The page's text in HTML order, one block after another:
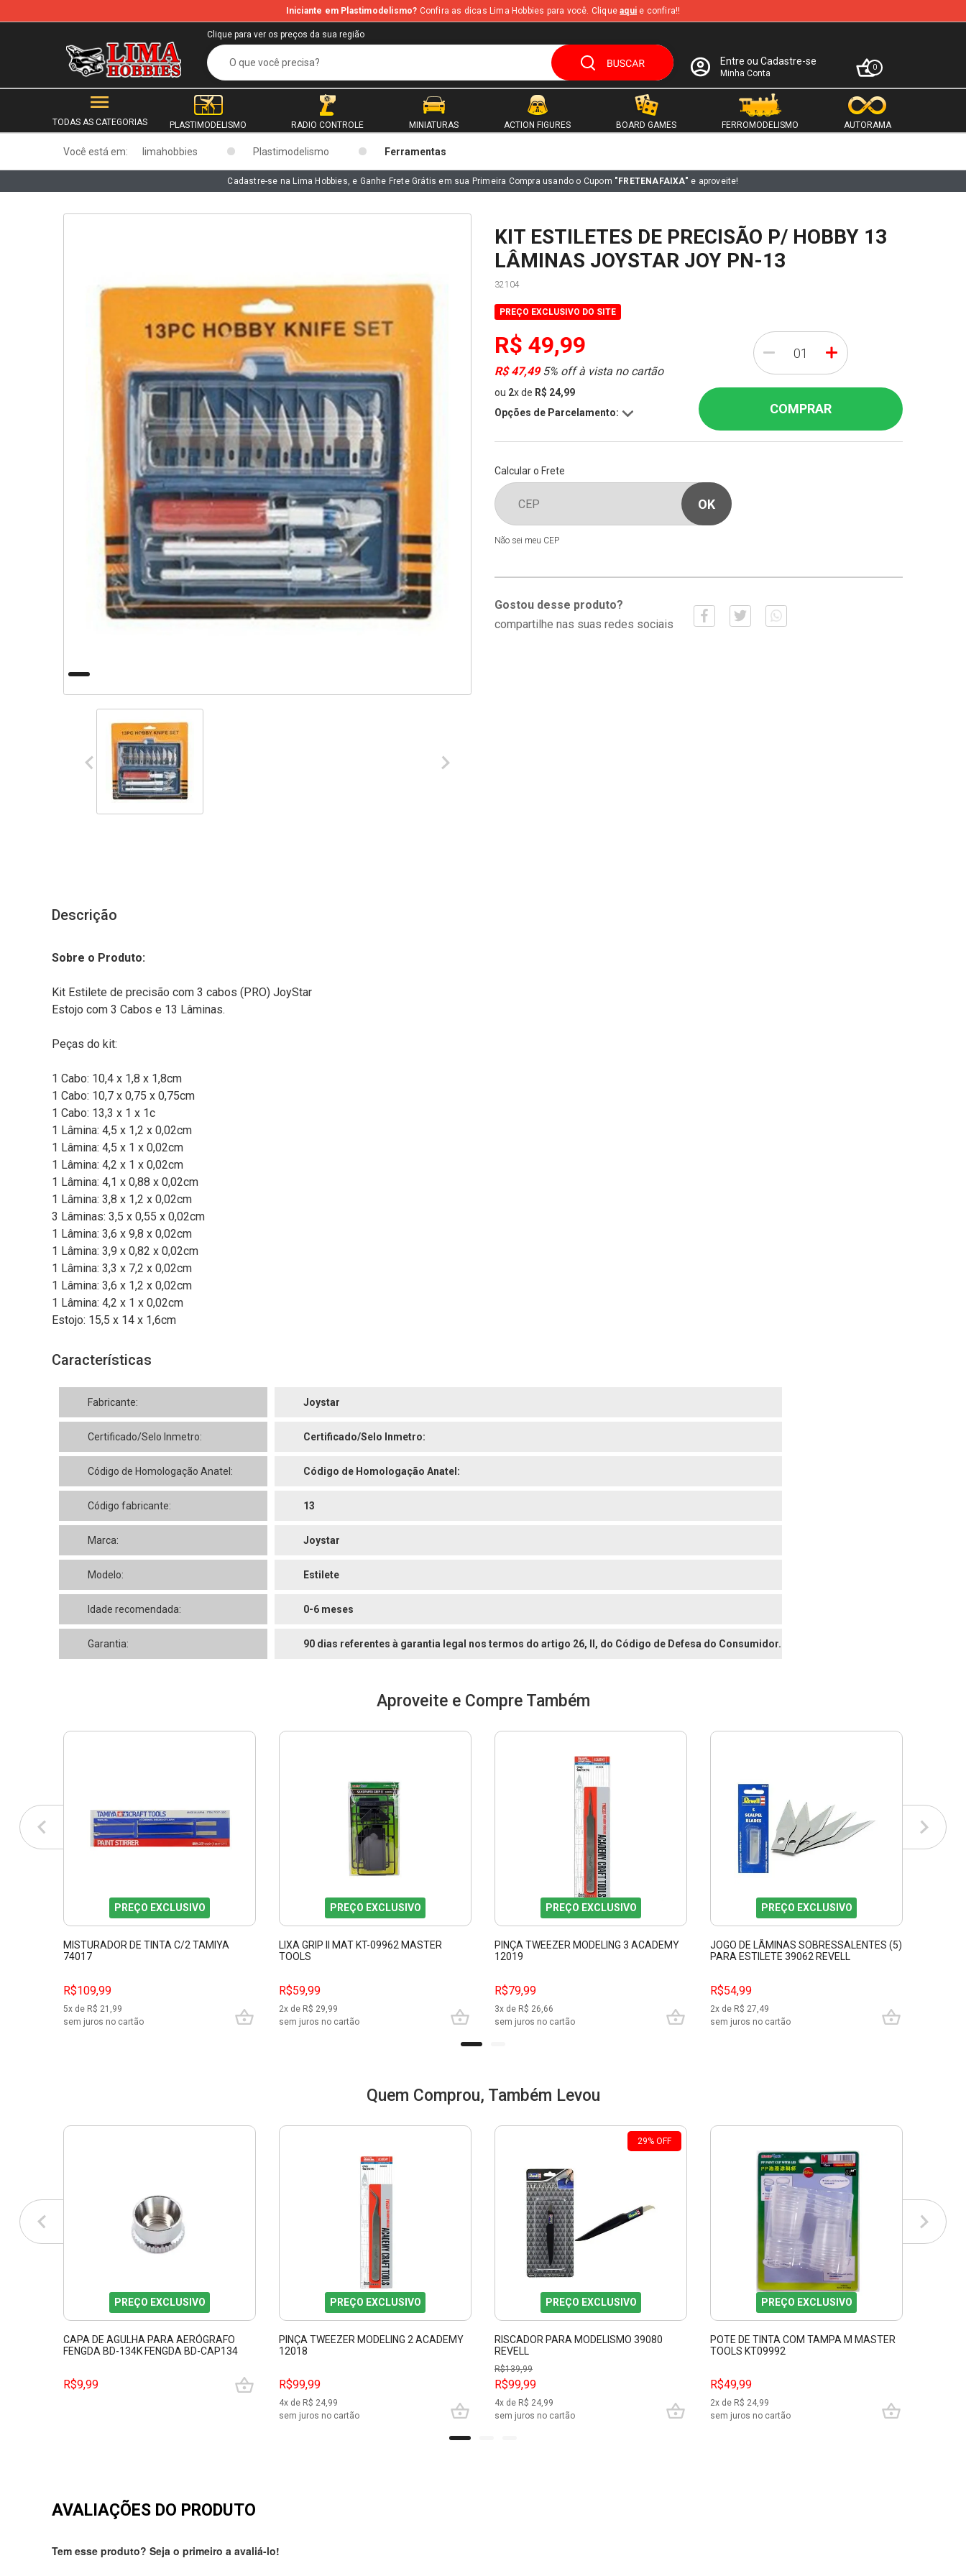
b
Iniciante em Plastimodelismo? Confira as dicas Lima Hobbies para você. Cliqueaqui e confira!!
Clique para ver os preços da sua região
Entre ou Cadastre-se
Minha Conta
0
TODAS AS CATEGORIAS PLASTIMODELISMO RADIO CONTROLE MINIATURAS ACTION FIGURES BOARD GAMES FERROMODELISMO AUTORAMA
Você está em: limahobbies Plastimodelismo Ferramentas
Cadastre-se na Lima Hobbies, e Ganhe Frete Grátis em sua Primeira Compra usando o Cupom "FRETENAFAIXA" e aproveite!
KIT ESTILETES DE PRECISÃO P/ HOBBY 13
LÂMINAS JOYSTAR JOY PN-13
32104
PREÇO EXCLUSIVO DO SITE
R$ 49,99
R$ 47,495% off à vista no cartão
ou 2xde R$ 24,99
Opções de Parcelamento:
- +
COMPRAR
Calcular o Frete
Não sei meu CEP
Gostou desse produto?
compartilhe nas suas redes sociais
Descrição
Sobre o Produto:
Kit Estilete de precisão com 3 cabos (PRO) JoyStar
Estojo com 3 Cabos e 13 Lâminas.
Peças do kit:
1 Cabo: 10,4 x 1,8 x 1,8cm
1 Cabo: 10,7 x 0,75 x 0,75cm
1 Cabo: 13,3 x 1 x 1c
1 Lâmina: 4,5 x 1,2 x 0,02cm
1 Lâmina: 4,5 x 1 x 0,02cm
1 Lâmina: 4,2 x 1 x 0,02cm
1 Lâmina: 4,1 x 0,88 x 0,02cm
1 Lâmina: 3,8 x 1,2 x 0,02cm
3 Lâminas: 3,5 x 0,55 x 0,02cm
1 Lâmina: 3,6 x 9,8 x 0,02cm
1 Lâmina: 3,9 x 0,82 x 0,02cm
1 Lâmina: 3,3 x 7,2 x 0,02cm
1 Lâmina: 3,6 x 1,2 x 0,02cm
1 Lâmina: 4,2 x 1 x 0,02cm
Estojo: 15,5 x 14 x 1,6cm
Características
Fabricante: Joystar
Certificado/Selo Inmetro: Certificado/Selo Inmetro:
Código de Homologação Anatel: Código de Homologação Anatel:
Código fabricante: 13
Marca: Joystar
Modelo: Estilete
Idade recomendada: 0-6 meses
Garantia: 90 dias referentes à garantia legal nos termos do artigo 26, II, do Código de Defesa do Consumidor.
Aproveite e Compre Também
PREÇO EXCLUSIVO
MISTURADOR DE TINTA C/2 TAMIYA
74017
R$109,99
5x de R$ 21,99
sem juros no cartão
PREÇO EXCLUSIVO
LIXA GRIP II MAT KT-09962 MASTER
TOOLS
R$59,99
2x de R$ 29,99
sem juros no cartão
PREÇO EXCLUSIVO
PINÇA TWEEZER MODELING 3 ACADEMY
12019
R$79,99
3x de R$ 26,66
sem juros no cartão
PREÇO EXCLUSIVO
JOGO DE LÂMINAS SOBRESSALENTES (5)
PARA ESTILETE 39062 REVELL
R$54,99
2x de R$ 27,49
sem juros no cartão
Quem Comprou, Também Levou
PREÇO EXCLUSIVO
CAPA DE AGULHA PARA AERÓGRAFO
FENGDA BD-134K FENGDA BD-CAP134
R$9,99
PREÇO EXCLUSIVO
PINÇA TWEEZER MODELING 2 ACADEMY
12018
R$99,99
4x de R$ 24,99
sem juros no cartão
29% OFF
PREÇO EXCLUSIVO
RISCADOR PARA MODELISMO 39080
REVELL
R$139,99
R$99,99
4x de R$ 24,99
sem juros no cartão
PREÇO EXCLUSIVO
POTE DE TINTA COM TAMPA M MASTER
TOOLS KT09992
R$49,99
2x de R$ 24,99
sem juros no cartão
AVALIAÇÕES DO PRODUTO
Tem esse produto? Seja o primeiro a avaliá-lo!